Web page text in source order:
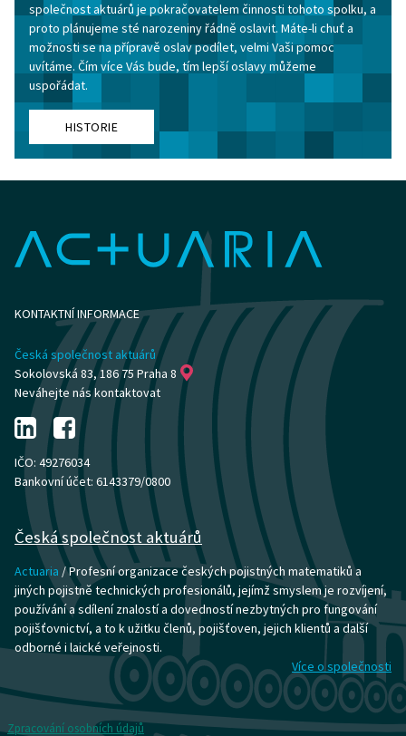
společnost aktuárů je pokračovatelem činnosti tohoto spolku, a
proto plánujeme sté narozeniny řádně oslavit. Máte-li chuť a
možnosti se na přípravě oslav podílet, velmi Vaši pomoc
uvítáme. Čím více Vás bude, tím lepší oslavy můžeme
uspořádat.
HISTORIE
KONTAKTNÍ INFORMACE
Česká společnost aktuárů
Sokolovská 83, 186 75 Praha 8
Neváhejte nás kontaktovat
IČO: 49276034
Bankovní účet: 6143379/0800
Česká společnost aktuárů
Actuaria / Profesní organizace českých pojistných matematiků a
jiných pojistně technických profesionálů, jejímž smyslem je rozvíjení,
používání a sdílení znalostí a dovedností nezbytných pro fungování
pojišťovnictví, a to k užitku členů, pojišťoven, jejich klientů a další
odborné i laické veřejnosti.
Více o společnosti
Zpracování osobních údajů